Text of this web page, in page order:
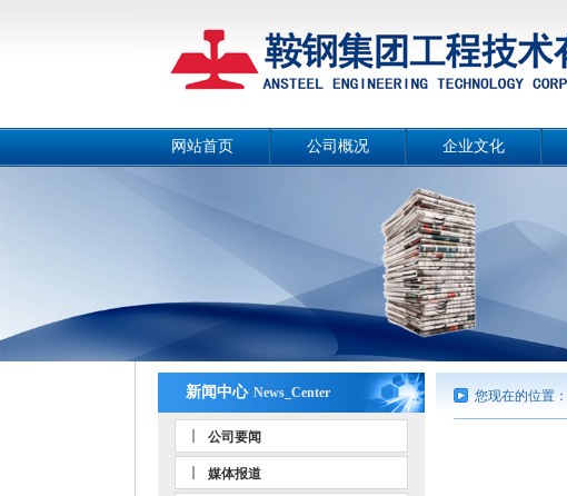
网站首页 公司概况
组织机构
荣誉资质
事业部和分公司
企业文化
公司宣传片
工作理念
公司风采
人文环境
新闻中心 News_Center
公司要闻
媒体报道
您现在的位置：